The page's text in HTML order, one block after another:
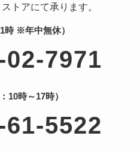
トアにて承ります。
時 ※年中無休）
02-7971
10時～17時）
61-5522